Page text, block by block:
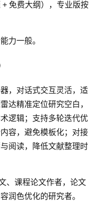
免费大纲），专业版按
力一般。
，对话式交互灵活，适
达精准定位研究空白，
逻辑；支持多轮迭代优
容，避免模板化；对接
阅读，降低文献整理时
、课程论文作者，论文
润色优化的研究者。